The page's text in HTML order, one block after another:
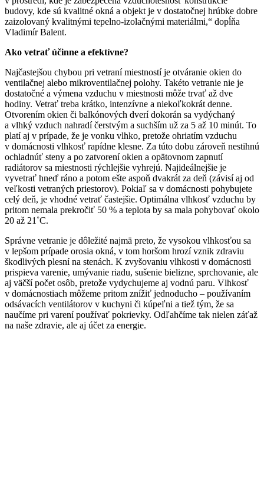
budovy, kde sú kvalitné okná a objekt je v dostatočnej hrúbke dobre
zaizolovaný kvalitnými tepelno-izolačnými materiálmi,“ dopĺňa
Vladimír Balent.
Ako vetrať účinne a efektívne?
Najčastejšou chybou pri vetraní miestností je otváranie okien do
ventilačnej alebo mikroventilačnej polohy. Takéto vetranie nie je
dostatočné a výmena vzduchu v miestnosti môže trvať až dve
hodiny. Vetrať treba krátko, intenzívne a niekoľkokrát denne.
Otvorením okien či balkónových dverí dokorán sa vydýchaný
a vlhký vzduch nahradí čerstvým a suchším už za 5 až 10 minút. To
platí aj v prípade, že je vonku vlhko, pretože ohriatím vzduchu
v domácnosti vlhkosť rapídne klesne. Za túto dobu zároveň nestihnú
ochladnúť steny a po zatvorení okien a opätovnom zapnutí
radiátorov sa miestnosti rýchlejšie vyhrejú. Najideálnejšie je
vyvetrať hneď ráno a potom ešte aspoň dvakrát za deň (závisí aj od
veľkosti vetraných priestorov). Pokiaľ sa v domácnosti pohybujete
celý deň, je vhodné vetrať častejšie. Optimálna vlhkosť vzduchu by
pritom nemala prekročiť 50 % a teplota by sa mala pohybovať okolo
20 až 21˚C.
Správne vetranie je dôležité najmä preto, že vysokou vlhkosťou sa
v lepšom prípade orosia okná, v tom horšom hrozí vznik zdraviu
škodlivých plesní na stenách. K zvyšovaniu vlhkosti v domácnosti
prispieva varenie, umývanie riadu, sušenie bielizne, sprchovanie, ale
aj väčší počet osôb, pretože vydychujeme aj vodnú paru. Vlhkosť
v domácnostiach môžeme pritom znížiť jednoducho – používaním
odsávacích ventilátorov v kuchyni či kúpeľni a tiež tým, že sa
naučíme pri varení používať pokrievky. Odľahčíme tak nielen záťaž
na naše zdravie, ale aj účet za energie.